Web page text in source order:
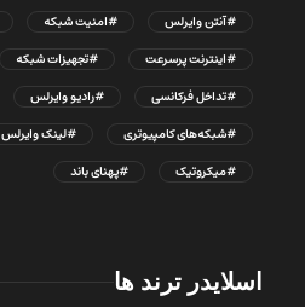
#آنتن وایرلس #امنیت شبکه
#اینترنت پرسرعت
#تجهیزات شبکه
#تداخل فرکانسی
#رادیو وایرلس
#شبکه‌های کامپیوتری
#لینک وایرلس
#میکروتیک
#پهنای باند
اسلایدر ترند ها